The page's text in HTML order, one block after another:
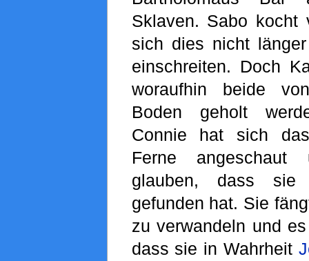
Sklaven. Sabo kocht
sich dies nicht
einschreiten. Doch
woraufhin beide
Boden geholt
Connie hat sich
Ferne
glauben, dass
gefunden hat. Sie
zu verwandeln und
dass sie in Wahrheit